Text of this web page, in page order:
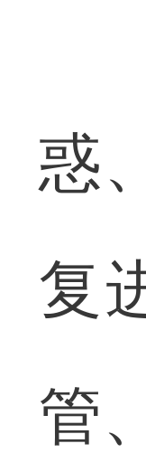
惑
复
管